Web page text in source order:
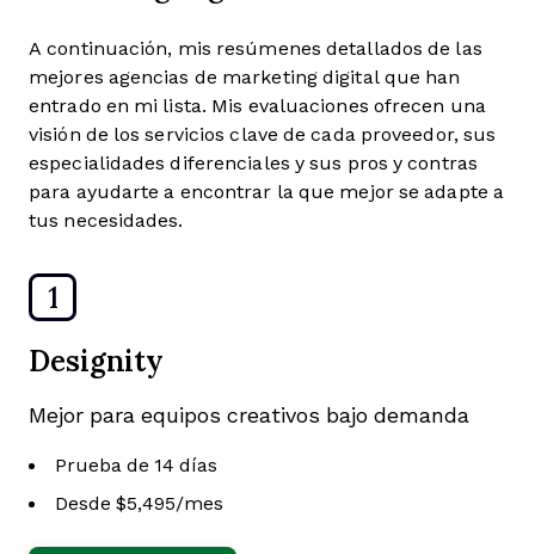
A continuación, mis resúmenes detallados de las
mejores agencias de marketing digital que han
entrado en mi lista. Mis evaluaciones ofrecen una
visión de los servicios clave de cada proveedor, sus
especialidades diferenciales y sus pros y contras
para ayudarte a encontrar la que mejor se adapte a
tus necesidades.
1
Designity
Mejor para equipos creativos bajo demanda
Prueba de 14 días
Desde $5,495/mes